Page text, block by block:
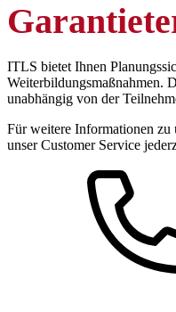
ITLS bietet Ihnen
Weiterbildungsmaßnahmen.
unabhängig von der
Für weitere Informationen zu
unser Customer Service